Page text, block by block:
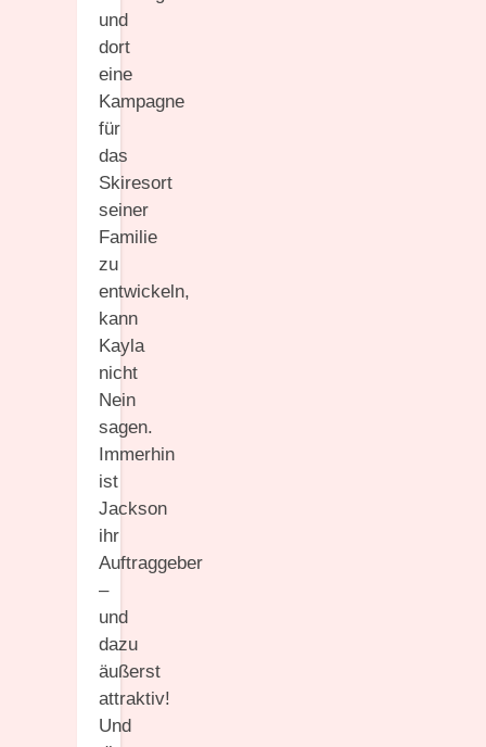
und
dort
eine
Kampagne
für
das
Skiresort
seiner
Familie
zu
entwickeln,
kann
Kayla
nicht
Nein
sagen.
Immerhin
ist
Jackson
ihr
Auftraggeber
–
und
dazu
äußerst
attraktiv!
Und